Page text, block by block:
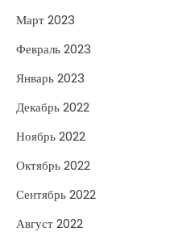
Март 2023
Февраль 2023
Январь 2023
Декабрь 2022
Ноябрь 2022
Октябрь 2022
Сентябрь 2022
Август 2022